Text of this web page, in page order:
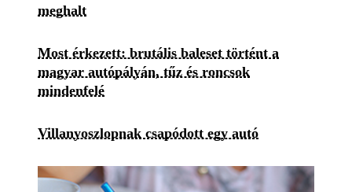
meghalt
Most érkezett: brutális baleset történt a
magyar autópályán, tűz és roncsok
mindenfelé
Villanyoszlopnak csapódott egy autó